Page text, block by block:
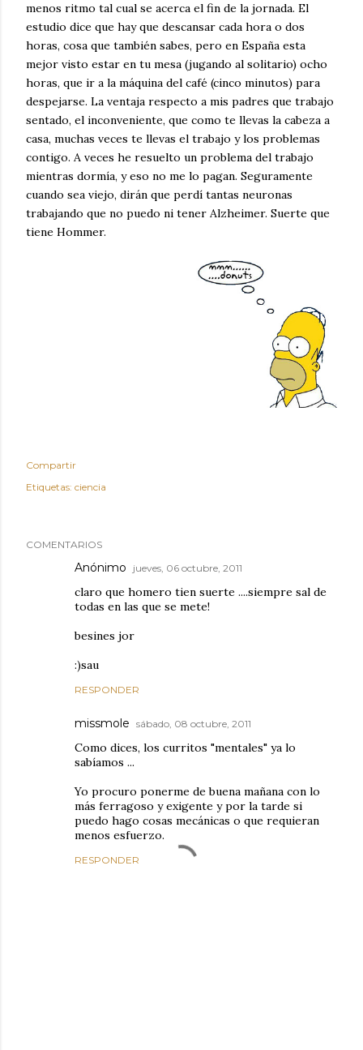
menos ritmo tal cual se acerca el fin de la jornada. El
estudio dice que hay que descansar cada hora o dos
horas, cosa que también sabes, pero en España esta
mejor visto estar en tu mesa (jugando al solitario) ocho
horas, que ir a la máquina del café (cinco minutos) para
despejarse. La ventaja respecto a mis padres que trabajo
sentado, el inconveniente, que como te llevas la cabeza a
casa, muchas veces te llevas el trabajo y los problemas
contigo. A veces he resuelto un problema del trabajo
mientras dormía, y eso no me lo pagan. Seguramente
cuando sea viejo, dirán que perdí tantas neuronas
trabajando que no puedo ni tener Alzheimer. Suerte que
tiene Hommer.
Compartir
Etiquetas: ciencia
COMENTARIOS
Anónimo jueves, 06 octubre, 2011
claro que homero tien suerte ....siempre sal de
todas en las que se mete!
besines jor
:)sau
RESPONDER
missmole sábado, 08 octubre, 2011
Como dices, los curritos "mentales" ya lo
sabíamos ...
Yo procuro ponerme de buena mañana con lo
más ferragoso y exigente y por la tarde si
puedo hago cosas mecánicas o que requieran
menos esfuerzo.
RESPONDER